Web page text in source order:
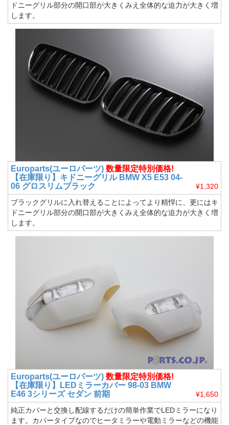
ドニーグリル部分の開口部が大きくみえ全体的な迫力が大きく増
します。
Europarts(ユーロパーツ) 数量限定特別価格!
【在庫限り】キドニーグリル BMW X5 E53 04-
06 グロスリムブラック
¥1,320
ブラックグリルに入れ替えることによってより精悍に、更にはキ
ドニーグリル部分の開口部が大きくみえ全体的な迫力が大きく増
します。
Europarts(ユーロパーツ) 数量限定特別価格!
【在庫限り】LEDミラーカバー 98-03 BMW
E46 3シリーズ セダン 前期
¥1,650
純正カバーと交換し配線するだけの簡単作業でLEDミラーになり
ます。カバータイプなのでヒータミラーや電動ミラーなどの機能